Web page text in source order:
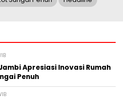
Apresiasi Inovasi Rumah
Penuh